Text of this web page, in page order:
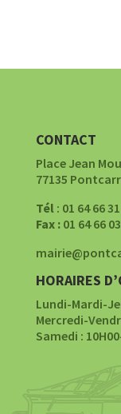
CONTACT
Place Jean
77135
Tél: 01 64 66
Fax :01 64 66
HORAIRES
Lundi-Mardi-
Mercredi-
Samedi :